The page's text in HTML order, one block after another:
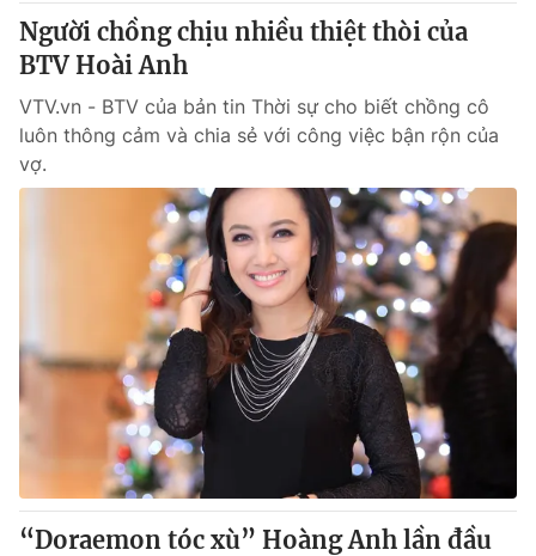
Người chồng chịu nhiều thiệt thòi của
BTV Hoài Anh
VTV.vn - BTV của bản tin Thời sự cho biết chồng cô
luôn thông cảm và chia sẻ với công việc bận rộn của
vợ.
“Doraemon tóc xù” Hoàng Anh lần đầu